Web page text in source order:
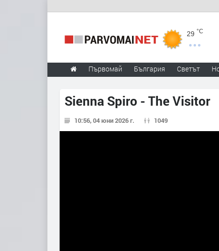
29 °C
Първомай България Светът
Sienna Spiro - The Visitor
10:56, 04 юни 2026 г. 1049